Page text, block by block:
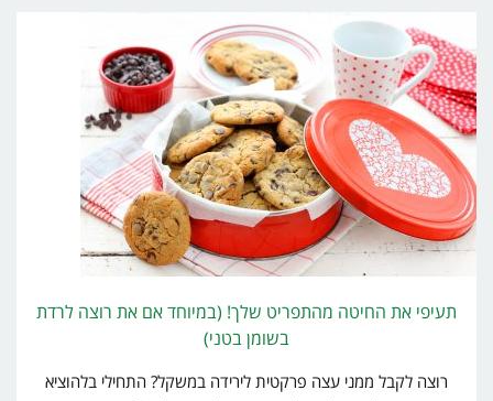
תעיפי את החיטה מהתפריט שלך! (במיוחד אם את רוצה לרדת
בשומן בטני)
רוצה לקבל ממני עצה פרקטית לירידה במשקל? התחילי בלהוציא